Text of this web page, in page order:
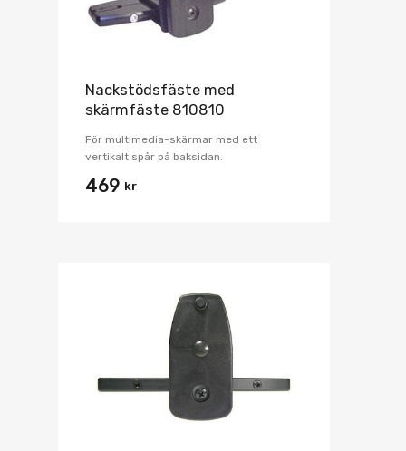
Nackstödsfäste med
skärmfäste 810810
För multimedia-skärmar med ett
vertikalt spår på baksidan.
469 kr